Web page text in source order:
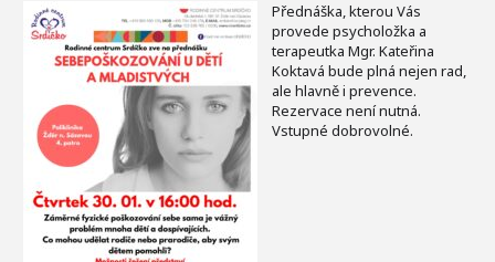
Přednáška, kterou Vás
provede psycholožka a
terapeutka Mgr. Kateřina
Koktavá bude plná nejen rad,
ale hlavně i prevence.
Rezervace není nutná.
Vstupné dobrovolné.